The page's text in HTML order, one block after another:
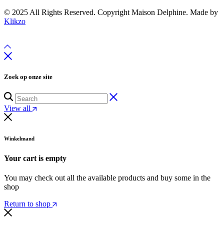
© 2025 All Rights Reserved. Copyright Maison Delphine. Made by
Klikzo
Zoek op onze site
View all
Winkelmand
Your cart is empty
You may check out all the available products and buy some in the
shop
Return to shop